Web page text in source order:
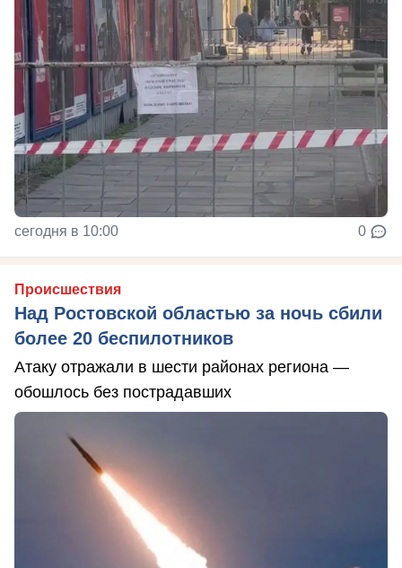
сегодня в 10:00 0
Происшествия
Над Ростовской областью за ночь сбили
более 20 беспилотников
Атаку отражали в шести районах региона —
обошлось без пострадавших